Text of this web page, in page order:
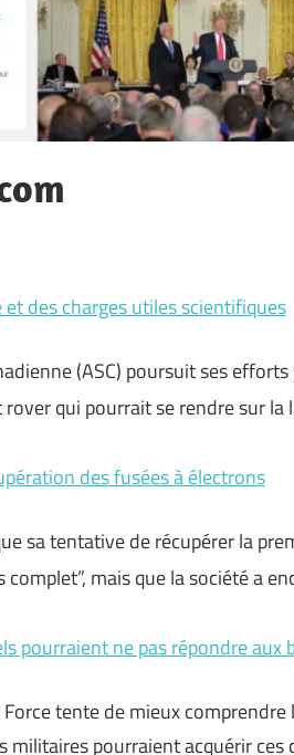
des charges utiles scientifiques
(ASC) poursuit ses
qui pourrait se rendre sur la
des fusées à électrons
sa tentative de récupérer la
mais que la société a
pourraient ne pas répondre
tente de mieux
pourraient acquérir ces